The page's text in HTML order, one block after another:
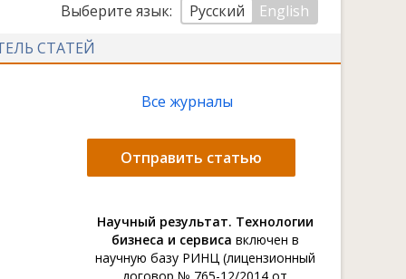
Выберите язык: Русский
English
СТАТЕЙ
Все журналы
Отправить статью
Научный результат. Технологии
бизнеса и сервиса включен в
научную базу РИНЦ (лицензионный